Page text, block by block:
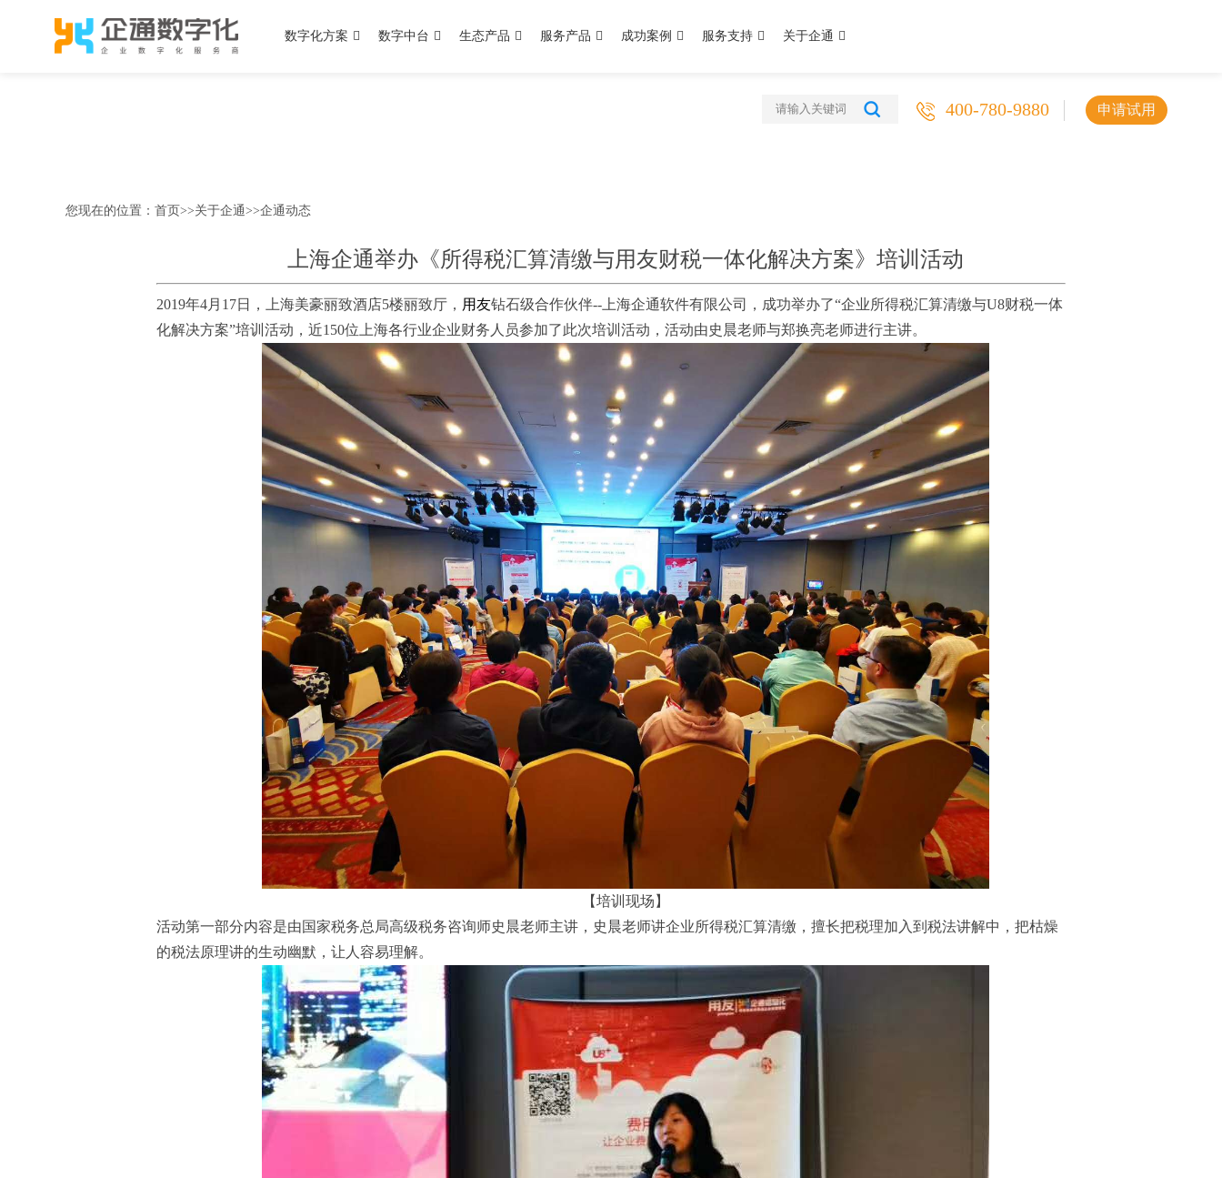
数字化方案 数字中台 生态产品 服务产品 成功案例 服务支持 关于企通
400-780-9880 申请试用
您现在的位置： 首页>>关于企通>>企通动态
上海企通举办《所得税汇算清缴与用友财税一体化解决方案》培训活动
2019年4月17日，上海美豪丽致酒店5楼丽致厅， 用友钻石级合作伙伴--上海企通软件有限公司，成功举办了“企业所得税汇算清缴与U8财税一体
化解决方案”培训活动，近150位上海各行业企业财务人员参加了此次培训活动，活动由史晨老师与郑换亮老师进行主讲。
【培训现场】
活动第一部分内容是由国家税务总局高级税务咨询师史晨老师主讲，史晨老师讲企业所得税汇算清缴，擅长把税理加入到税法讲解中，把枯燥
的税法原理讲的生动幽默，让人容易理解。